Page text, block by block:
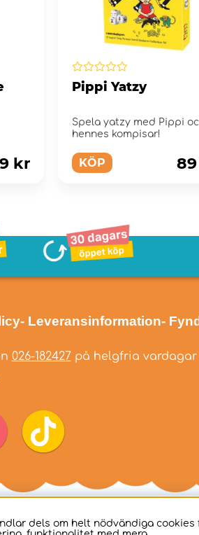
kr
Pippi Yatzy
Spela yatzy med Pippi
hennes kompisar!
KÖP
- Leveransinformation-
026-182427på helgfria vardagar kl
dels om helt nödvändiga